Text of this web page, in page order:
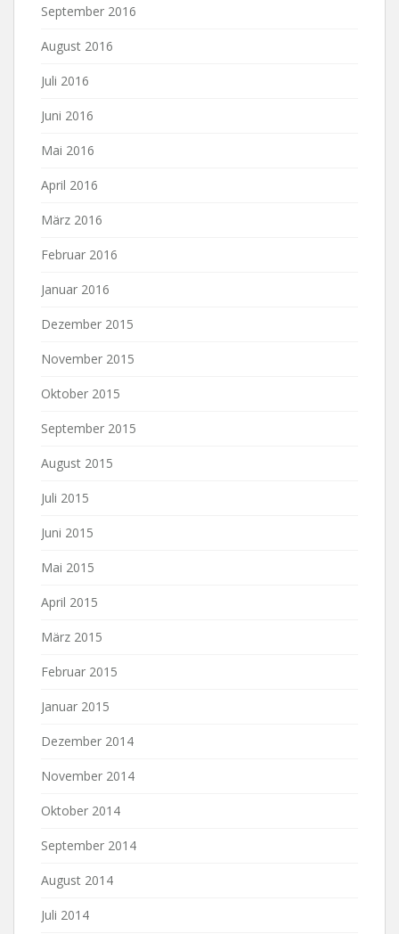
September 2016
August 2016
Juli 2016
Juni 2016
Mai 2016
April 2016
März 2016
Februar 2016
Januar 2016
Dezember 2015
November 2015
Oktober 2015
September 2015
August 2015
Juli 2015
Juni 2015
Mai 2015
April 2015
März 2015
Februar 2015
Januar 2015
Dezember 2014
November 2014
Oktober 2014
September 2014
August 2014
Juli 2014